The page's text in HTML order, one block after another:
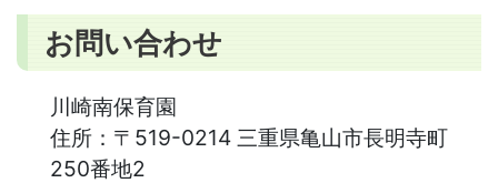
お問い合わせ
川崎南保育園
住所： 〒519-0214 三重県亀山市長明寺町
250番地2